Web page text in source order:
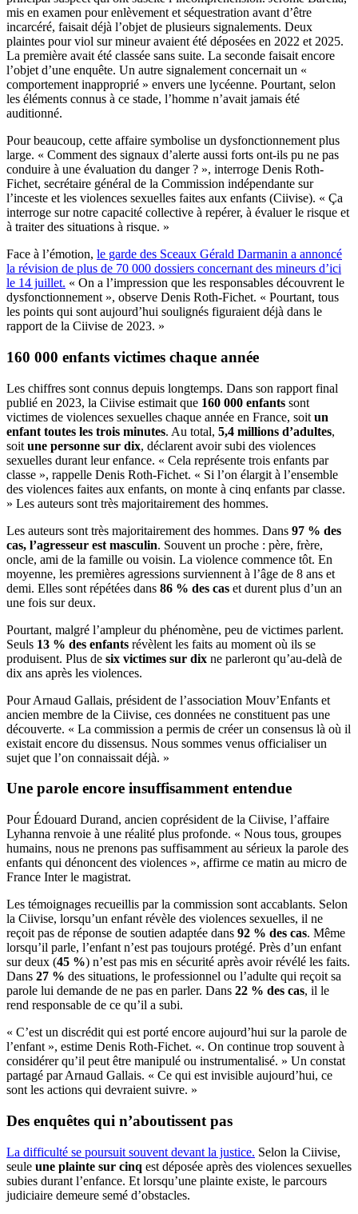
mis en examen pour enlèvement et séquestration avant d’être
incarcéré, faisait déjà l’objet de plusieurs signalements. Deux
plaintes pour viol sur mineur avaient été déposées en 2022 et 2025.
La première avait été classée sans suite. La seconde faisait encore
l’objet d’une enquête. Un autre signalement concernait un «
comportement inapproprié » envers une lycéenne. Pourtant, selon
les éléments connus à ce stade, l’homme n’avait jamais été
auditionné.
Pour beaucoup, cette affaire symbolise un dysfonctionnement plus
large. « Comment des signaux d’alerte aussi forts ont-ils pu ne pas
conduire à une évaluation du danger ? », interroge Denis Roth-
Fichet, secrétaire général de la Commission indépendante sur
l’inceste et les violences sexuelles faites aux enfants (Ciivise). « Ça
interroge sur notre capacité collective à repérer, à évaluer le risque et
à traiter des situations à risque. »
Face à l’émotion, le garde des Sceaux Gérald Darmanin a annoncé
la révision de plus de 70 000 dossiers concernant des mineurs d’ici
le 14 juillet. « On a l’impression que les responsables découvrent le
dysfonctionnement », observe Denis Roth-Fichet. « Pourtant, tous
les points qui sont aujourd’hui soulignés figuraient déjà dans le
rapport de la Ciivise de 2023. »
160 000 enfants victimes chaque année
Les chiffres sont connus depuis longtemps. Dans son rapport final
publié en 2023, la Ciivise estimait que 160 000 enfants sont
victimes de violences sexuelles chaque année en France, soit un
enfant toutes les trois minutes. Au total, 5,4 millions d’adultes,
soit une personne sur dix, déclarent avoir subi des violences
sexuelles durant leur enfance. « Cela représente trois enfants par
classe », rappelle Denis Roth-Fichet. « Si l’on élargit à l’ensemble
des violences faites aux enfants, on monte à cinq enfants par classe.
» Les auteurs sont très majoritairement des hommes.
Les auteurs sont très majoritairement des hommes. Dans 97 % des
cas, l’agresseur est masculin. Souvent un proche : père, frère,
oncle, ami de la famille ou voisin. La violence commence tôt. En
moyenne, les premières agressions surviennent à l’âge de 8 ans et
demi. Elles sont répétées dans 86 % des cas et durent plus d’un an
une fois sur deux.
Pourtant, malgré l’ampleur du phénomène, peu de victimes parlent.
Seuls 13 % des enfants révèlent les faits au moment où ils se
produisent. Plus de six victimes sur dix ne parleront qu’au-delà de
dix ans après les violences.
Pour Arnaud Gallais, président de l’association Mouv’Enfants et
ancien membre de la Ciivise, ces données ne constituent pas une
découverte. « La commission a permis de créer un consensus là où il
existait encore du dissensus. Nous sommes venus officialiser un
sujet que l’on connaissait déjà. »
Une parole encore insuffisamment entendue
Pour Édouard Durand, ancien coprésident de la Ciivise, l’affaire
Lyhanna renvoie à une réalité plus profonde. « Nous tous, groupes
humains, nous ne prenons pas suffisamment au sérieux la parole des
enfants qui dénoncent des violences », affirme ce matin au micro de
France Inter le magistrat.
Les témoignages recueillis par la commission sont accablants. Selon
la Ciivise, lorsqu’un enfant révèle des violences sexuelles, il ne
reçoit pas de réponse de soutien adaptée dans 92 % des cas. Même
lorsqu’il parle, l’enfant n’est pas toujours protégé. Près d’un enfant
sur deux (45 %) n’est pas mis en sécurité après avoir révélé les faits.
Dans 27 % des situations, le professionnel ou l’adulte qui reçoit sa
parole lui demande de ne pas en parler. Dans 22 % des cas, il le
rend responsable de ce qu’il a subi.
« C’est un discrédit qui est porté encore aujourd’hui sur la parole de
l’enfant », estime Denis Roth-Fichet. «. On continue trop souvent à
considérer qu’il peut être manipulé ou instrumentalisé. » Un constat
partagé par Arnaud Gallais. « Ce qui est invisible aujourd’hui, ce
sont les actions qui devraient suivre. »
Des enquêtes qui n’aboutissent pas
La difficulté se poursuit souvent devant la justice. Selon la Ciivise,
seule une plainte sur cinq est déposée après des violences sexuelles
subies durant l’enfance. Et lorsqu’une plainte existe, le parcours
judiciaire demeure semé d’obstacles.